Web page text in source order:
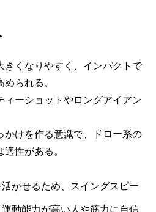
きくなりやすく、インパクトで
られる。
ィーショットやロングアイアン
かけを作る意識で、ドロー系の
性がある。
かせるため、スイングスピー
動能力が高い人や筋力に自信